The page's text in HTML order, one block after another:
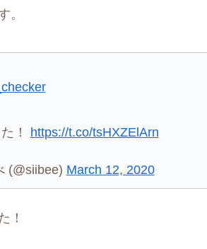
。
！ https://t.co/tsHXZElArn
(@siibee) March 12, 2020
！